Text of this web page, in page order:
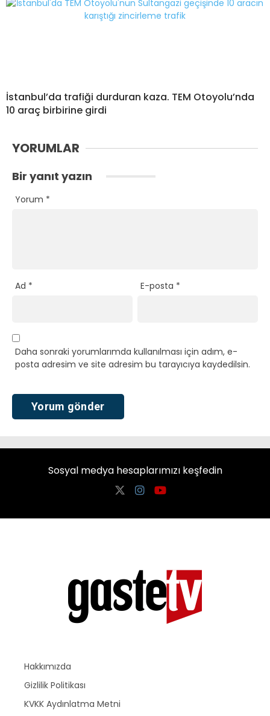
İstanbul’da trafiği durduran kaza. TEM Otoyolu’nda
10 araç birbirine girdi
YORUMLAR
Bir yanıt yazın
Yorum *
Ad * E-posta *
Daha sonraki yorumlarımda kullanılması için adım, e-
posta adresim ve site adresim bu tarayıcıya kaydedilsin.
Sosyal medya hesaplarımızı keşfedin
Hakkımızda
Gizlilik Politikası
KVKK Aydınlatma Metni